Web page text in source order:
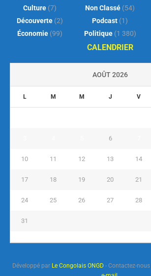
Culture (7)
Découverte (2)
Économie (99)
Non Classé (54)
Podcast (1)
Politique(1 380)
CALENDRIER
AOÛT 2026
L M M J V
6
10 11 12 13 14
17 18 19 20 21
24 25 26 27 28
31
Développé par Le Congolais ONGD- Contactez-nous